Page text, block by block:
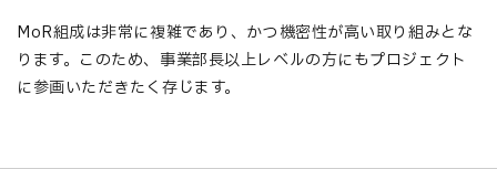
MoR組成は非常に複雑であり、かつ機密性が高い取り組みとな
ります。このため、事業部長以上レベルの方にもプロジェクト
に参画いただきたく存じます。